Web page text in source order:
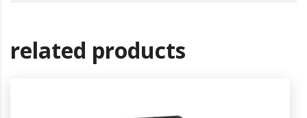
related products